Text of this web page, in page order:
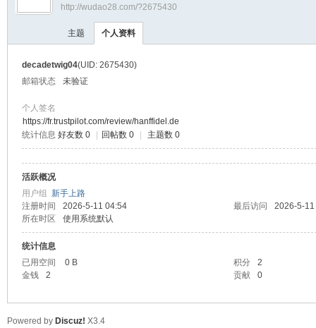
›
http://wudao28.com/?2675430
主题 个人资料
decadetwig04(UID: 2675430)
邮箱状态
未验证
个人签名
https://fr.trustpilot.com/review/hanffidel.de
统计信息 好友数 0 回帖数 0 主题数 0
活跃概况
用户组 新手上路
注册时间
2026-5-11 04:54 最后访问
2026-5-
所在时区
使用系统默认
统计信息
已用空间
0 B 积分
2
金钱
2 贡献 0
Powered by Discuz! X3.4